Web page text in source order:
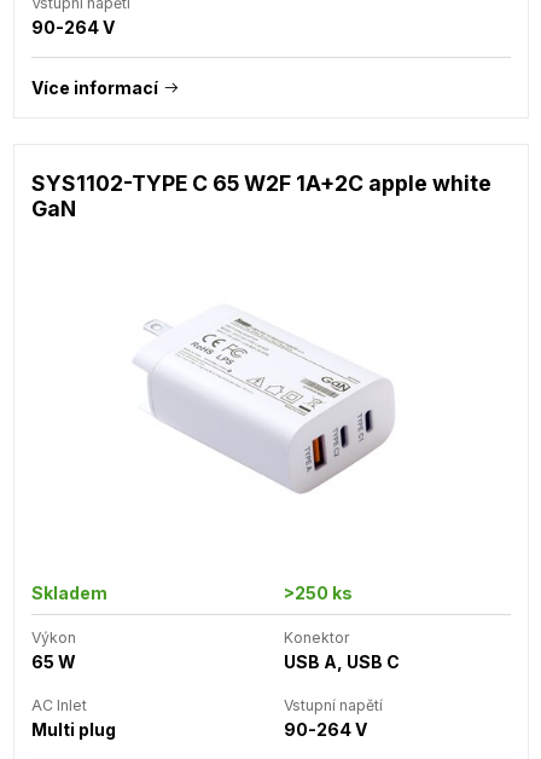
90-264 V
Více informací
SYS1102-TYPE C 65 W2F 1A+2C apple white
GaN
Skladem >250 ks
Výkon
65 W
Konektor
USB A, USB C
AC Inlet
Multi plug
Vstupní napětí
90-264 V